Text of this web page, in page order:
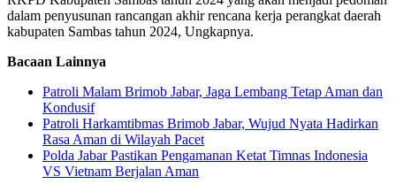
dalam penyusunan rancangan akhir rencana kerja perangkat daerah
kabupaten Sambas tahun 2024, Ungkapnya.
Bacaan Lainnya
Patroli Malam Brimob Jabar, Jaga Lembang Tetap Aman dan
Kondusif
Patroli Harkamtibmas Brimob Jabar, Wujud Nyata Hadirkan
Rasa Aman di Wilayah Pacet
Polda Jabar Pastikan Pengamanan Ketat Timnas Indonesia
VS Vietnam Berjalan Aman